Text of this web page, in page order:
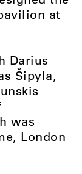
at
Darius
Šipyla,
was
London